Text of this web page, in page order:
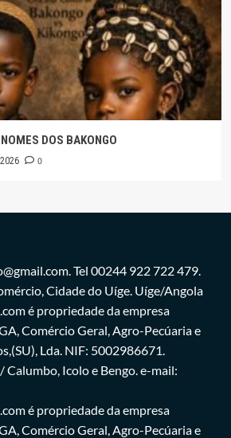
DOS BAKONGO
0
Tel 00244 922 722 479.
Cidade do Uíge. Uíge/Angola
é propriedade da empresa
Comércio Geral, Agro-Pecúaria e
Lda. NIF: 5002986671.
Calumbo, Icolo e Bengo. e-mail:
é propriedade da empresa
Comércio Geral, Agro-Pecúaria e